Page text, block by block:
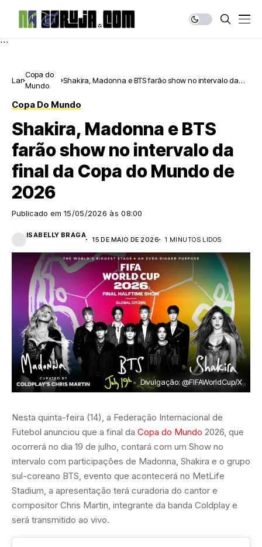
```
Lar
Copa do
Mundo
Shakira, Madonna e BTS farão show no intervalo da
Copa Do Mundo
Shakira, Madonna e BTS
farão show no intervalo da
final da Copa do Mundo de
2026
Publicado em 15/05/2026 às 08:00
ISABELLY BRAGA
15 DE MAIO DE 2026 1 MINUTOS LIDOS
Divulgação: @FIFAWorldCup/X
Nesta quinta-feira (14), a Federação Internacional de
Futebol anunciou que a final da Copa do Mundo 2026, que
ocorrerá no dia 19 de julho, contará com um Show no
intervalo com participações de Madonna, Shakira e o grupo
sul-coreano BTS, evento que acontecerá no MetLife
Stadium, a apresentação terá curadoria do cantor e
compositor Chris Martin, integrante da banda Coldplay e
será transmitido ao vivo.